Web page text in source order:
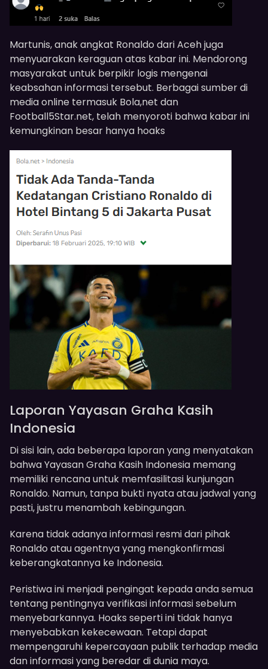
Martunis, anak angkat Ronaldo dari Aceh juga
menyuarakan keraguan atas kabar ini. Mendorong
masyarakat untuk berpikir logis mengenai
keabsahan informasi tersebut. Berbagai sumber di
media online termasuk Bola,net dan
Football5Star.net, telah menyoroti bahwa kabar ini
kemungkinan besar hanya hoaks
Laporan Yayasan Graha Kasih
Indonesia
Di sisi lain, ada beberapa laporan yang menyatakan
bahwa Yayasan Graha Kasih Indonesia memang
memiliki rencana untuk memfasilitasi kunjungan
Ronaldo. Namun, tanpa bukti nyata atau jadwal yang
pasti, justru menambah kebingungan.
Karena tidak adanya informasi resmi dari pihak
Ronaldo atau agentnya yang mengkonfirmasi
keberangkatannya ke Indonesia.
Peristiwa ini menjadi pengingat kepada anda semua
tentang pentingnya verifikasi informasi sebelum
menyebarkannya. Hoaks seperti ini tidak hanya
menyebabkan kekecewaan. Tetapi dapat
mempengaruhi kepercayaan publik terhadap media
dan informasi yang beredar di dunia maya.